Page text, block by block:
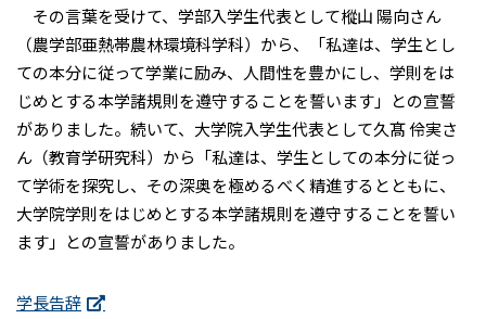
その言葉を受けて、学部入学生代表として樅山 陽向さん
（農学部亜熱帯農林環境科学科）から、「私達は、学生とし
ての本分に従って学業に励み、人間性を豊かにし、学則をは
じめとする本学諸規則を遵守することを誓います」との宣誓
がありました。続いて、大学院入学生代表として久髙 伶実さ
ん（教育学研究科）から「私達は、学生としての本分に従っ
て学術を探究し、その深奥を極めるべく精進するとともに、
大学院学則をはじめとする本学諸規則を遵守することを誓い
ます」との宣誓がありました。
学長告辞